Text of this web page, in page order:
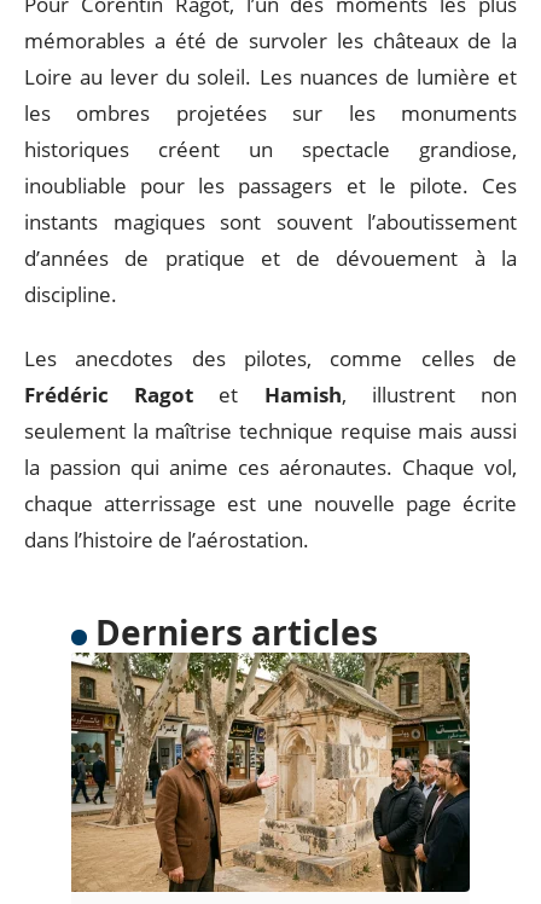
mémorables a été de survoler les châteaux de la
Loire au lever du soleil. Les nuances de lumière et
les ombres projetées sur les monuments
historiques créent un spectacle grandiose,
inoubliable pour les passagers et le pilote. Ces
instants magiques sont souvent l’aboutissement
d’années de pratique et de dévouement à la
discipline.
Les anecdotes des pilotes, comme celles de
Frédéric Ragot et Hamish, illustrent non
seulement la maîtrise technique requise mais aussi
la passion qui anime ces aéronautes. Chaque vol,
chaque atterrissage est une nouvelle page écrite
dans l’histoire de l’aérostation.
Derniers articles